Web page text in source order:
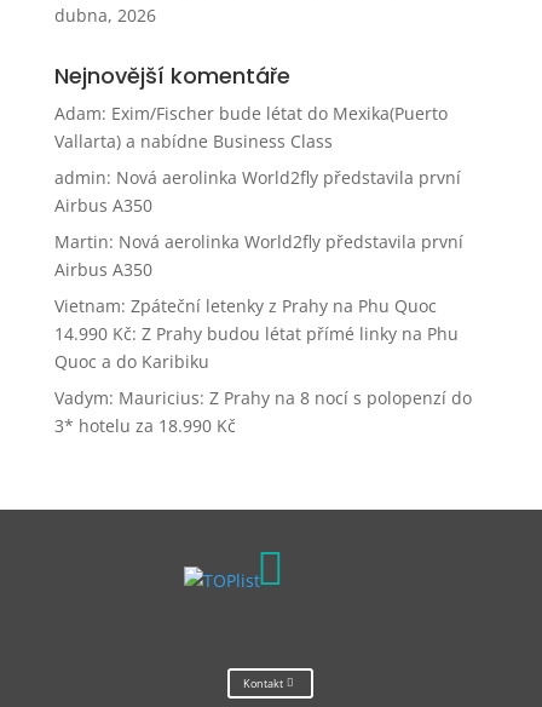
dubna, 2026
Nejnovější komentáře
Adam: Exim/Fischer bude létat do Mexika(Puerto
Vallarta) a nabídne Business Class
admin: Nová aerolinka World2fly představila první
Airbus A350
Martin: Nová aerolinka World2fly představila první
Airbus A350
Vietnam: Zpáteční letenky z Prahy na Phu Quoc
14.990 Kč: Z Prahy budou létat přímé linky na Phu
Quoc a do Karibiku
Vadym: Mauricius: Z Prahy na 8 nocí s polopenzí do
3* hotelu za 18.990 Kč

Kontakt